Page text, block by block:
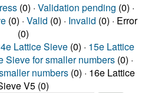
(0) · Validation pending (0) ·
(0) · Valid (0) · Invalid (0) · Error
(0)
Lattice Sieve (0) · 15e Lattice
Sieve for smaller numbers (0) ·
numbers (0) · 16e Lattice
V5 (0)